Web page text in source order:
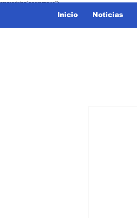
crossorigin="anonymous">
Inicio Noticias